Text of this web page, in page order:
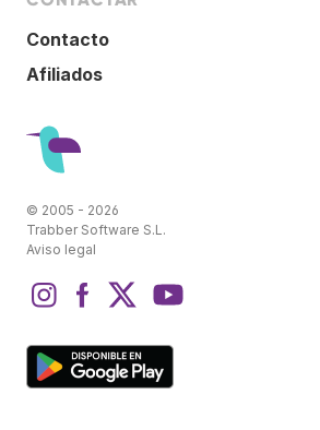
Contacto
Afiliados
© 2005 - 2026
Trabber Software S.L.
Aviso legal